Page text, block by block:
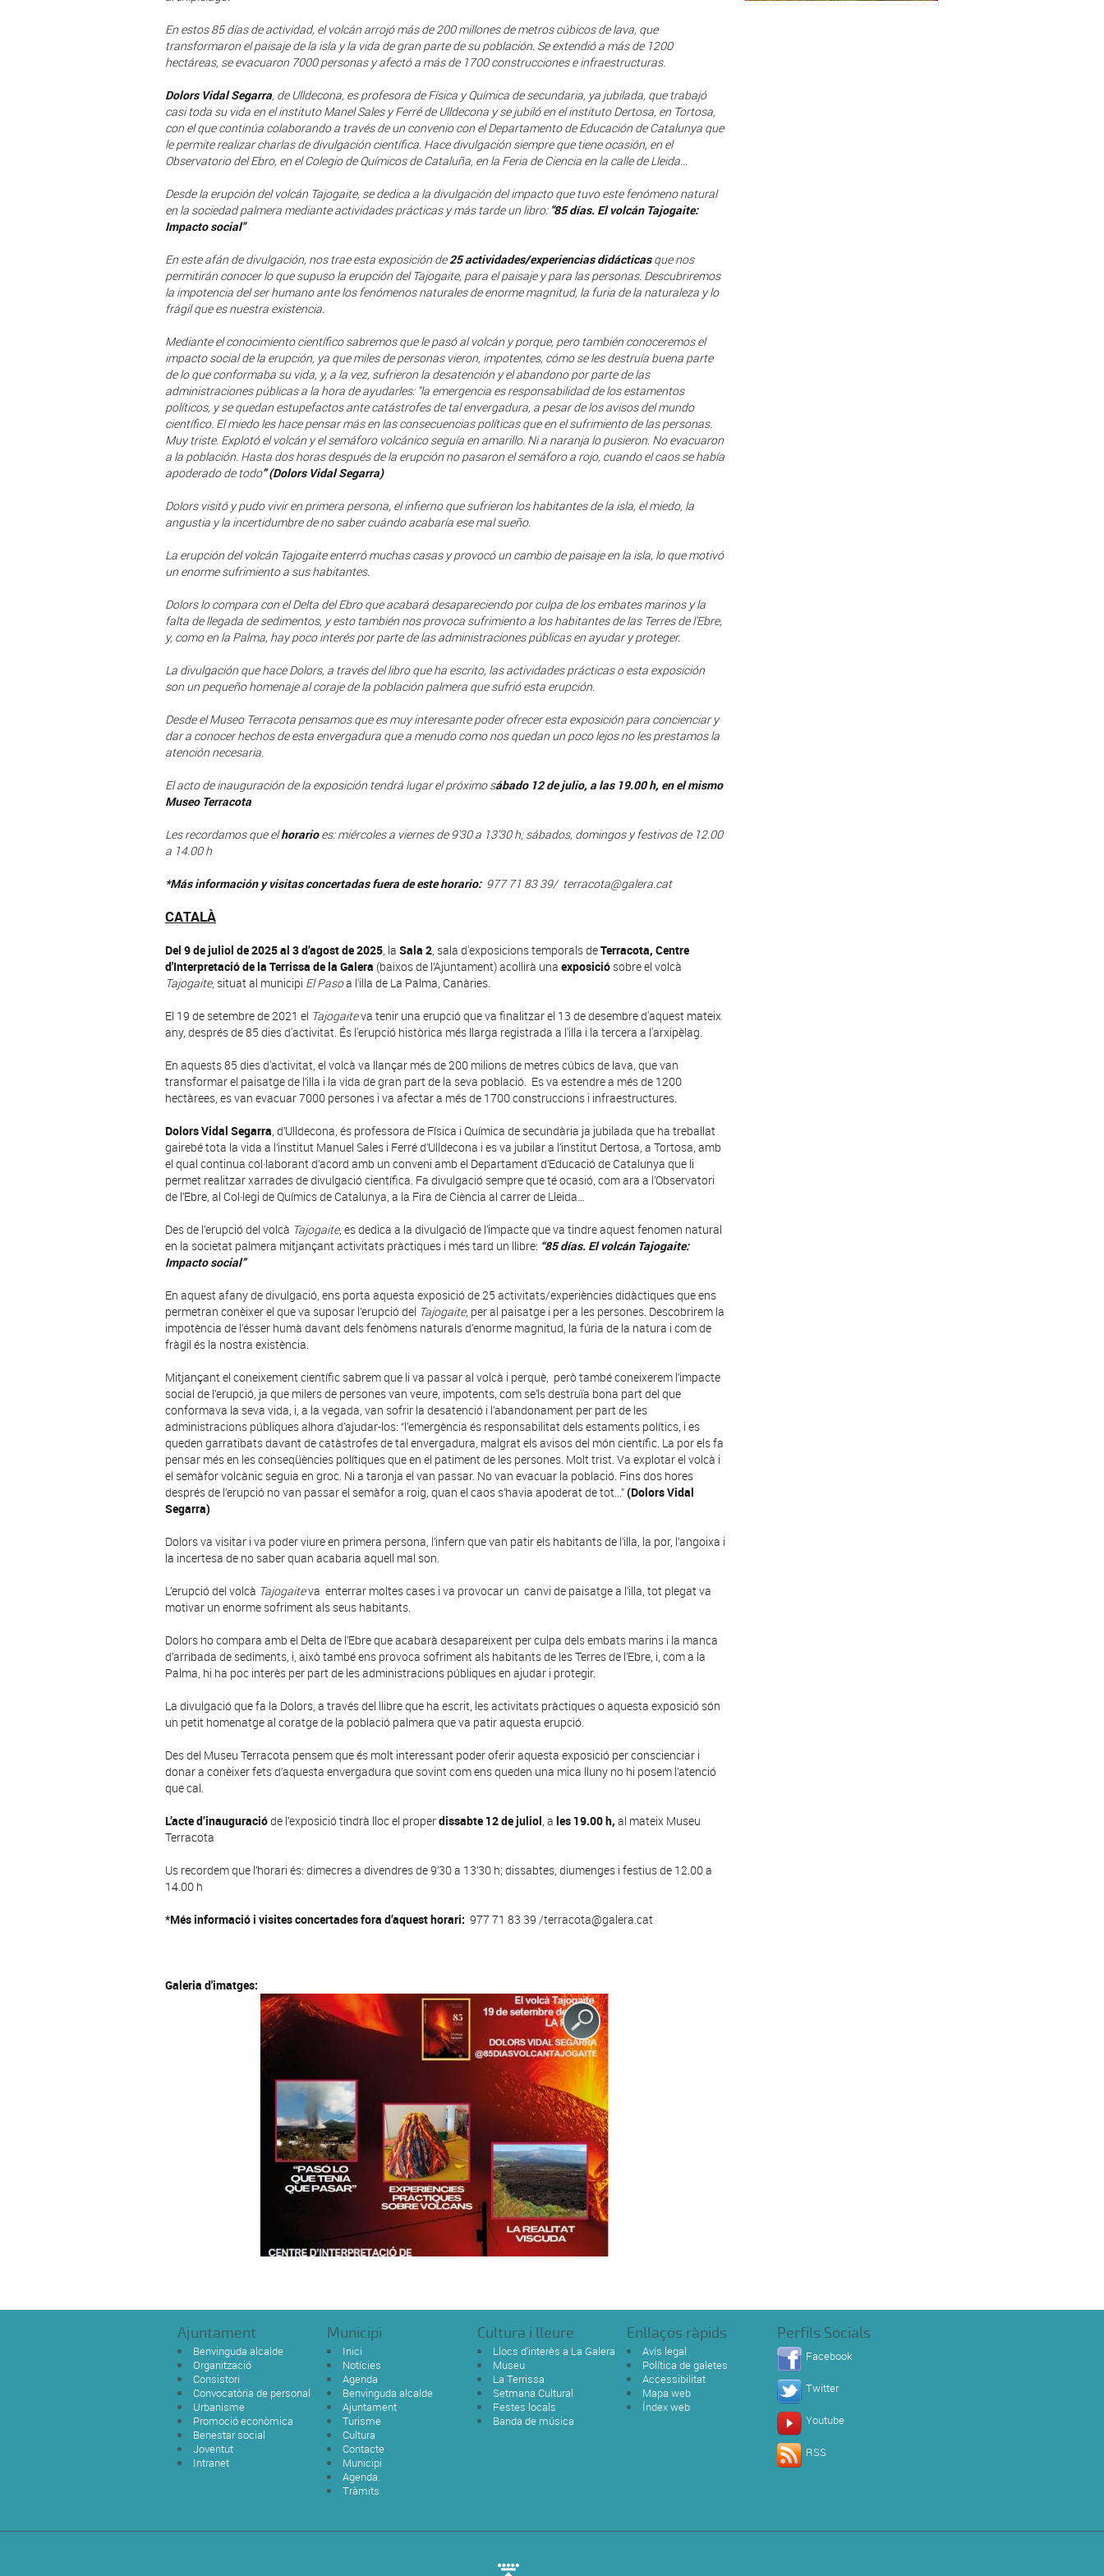
En estos 85 días de actividad, el volcán arrojó más de 200 millones de metros cúbicos de lava, que
transformaron el paisaje de la isla y la vida de gran parte de su población. Se extendió a más de 1200
hectáreas, se evacuaron 7000 personas y afectó a más de 1700 construcciones e infraestructuras.
Dolors Vidal Segarra, de Ulldecona, es profesora de Física y Química de secundaria, ya jubilada, que trabajó
casi toda su vida en el instituto Manel Sales y Ferré de Ulldecona y se jubiló en el instituto Dertosa, en Tortosa,
con el que continúa colaborando a través de un convenio con el Departamento de Educación de Catalunya que
le permite realizar charlas de divulgación científica. Hace divulgación siempre que tiene ocasión, en el
Observatorio del Ebro, en el Colegio de Químicos de Cataluña, en la Feria de Ciencia en la calle de Lleida…
Desde la erupción del volcán Tajogaite, se dedica a la divulgación del impacto que tuvo este fenómeno natural
en la sociedad palmera mediante actividades prácticas y más tarde un libro: "85 días. El volcán Tajogaite:
Impacto social"
En este afán de divulgación, nos trae esta exposición de25 actividades/experiencias didácticasque nos
permitirán conocer lo que supuso la erupción del Tajogaite, para el paisaje y para las personas. Descubriremos
la impotencia del ser humano ante los fenómenos naturales de enorme magnitud, la furia de la naturaleza y lo
frágil que es nuestra existencia.
Mediante el conocimiento científico sabremos que le pasó al volcán y porque, pero también conoceremos el
impacto social de la erupción, ya que miles de personas vieron, impotentes, cómo se les destruía buena parte
de lo que conformaba su vida, y, a la vez, sufrieron la desatención y el abandono por parte de las
administraciones públicas a la hora de ayudarles: "la emergencia es responsabilidad de los estamentos
políticos, y se quedan estupefactos ante catástrofes de tal envergadura, a pesar de los avisos del mundo
científico. El miedo les hace pensar más en las consecuencias políticas que en el sufrimiento de las personas.
Muy triste. Explotó el volcán y el semáforo volcánico seguía en amarillo. Ni a naranja lo pusieron. No evacuaron
a la población. Hasta dos horas después de la erupción no pasaron el semáforo a rojo, cuando el caos se había
apoderado de todo” (Dolors Vidal Segarra)
Dolors visitó y pudo vivir en primera persona, el infierno que sufrieron los habitantes de la isla, el miedo, la
angustia y la incertidumbre de no saber cuándo acabaría ese mal sueño.
La erupción del volcán Tajogaite enterró muchas casas y provocó un cambio de paisaje en la isla, lo que motivó
un enorme sufrimiento a sus habitantes.
Dolors lo compara con el Delta del Ebro que acabará desapareciendo por culpa de los embates marinos y la
falta de llegada de sedimentos, y esto también nos provoca sufrimiento a los habitantes de las Terres de l'Ebre,
y, como en la Palma, hay poco interés por parte de las administraciones públicas en ayudar y proteger.
La divulgación que hace Dolors, a través del libro que ha escrito, las actividades prácticas o esta exposición
son un pequeño homenaje al coraje de la población palmera que sufrió esta erupción.
Desde el Museo Terracota pensamos que es muy interesante poder ofrecer esta exposición para concienciar y
dar a conocer hechos de esta envergadura que a menudo como nos quedan un poco lejos no les prestamos la
atención necesaria.
El acto de inauguración de la exposición tendrá lugar el próximo sábado 12 de julio, a las 19.00 h, en el mismo
Museo Terracota
Les recordamos que elhorarioes: miércoles a viernes de 9'30 a 13'30 h; sábados, domingos y festivos de 12.00
a 14.00 h
*Más información y visitas concertadas fuera de este horario: 977 71 83 39/ terracota@galera.cat
CATALÀ
Del 9 de juliol de 2025 al 3 d’agost de 2025, la Sala 2, sala d'exposicions temporals deTerracota, Centre
d'Interpretació de la Terrissa de la Galera (baixos de l’Ajuntament) acollirà una exposició sobre el volcà
Tajogaite, situat al municipi El Pasoa l'illa de La Palma, Canàries.
El 19 de setembre de 2021 el Tajogaiteva tenir una erupció que va finalitzar el 13 de desembre d'aquest mateix
any, després de 85 dies d'activitat. És l'erupció històrica més llarga registrada a l'illa i la tercera a l'arxipèlag.
En aquests 85 dies d'activitat, el volcà va llançar més de 200 milions de metres cúbics de lava, que van
transformar el paisatge de l’illa i la vida de gran part de la seva població. Es va estendre a més de 1200
hectàrees, es van evacuar 7000 persones i va afectar a més de 1700 construccions i infraestructures.
Dolors Vidal Segarra, d’Ulldecona, és professora de Física i Química de secundària ja jubilada que ha treballat
gairebé tota la vida a l’institut Manuel Sales i Ferré d’Ulldecona i es va jubilar a l’institut Dertosa, a Tortosa, amb
el qual continua col·laborant d’acord amb un conveni amb el Departament d’Educació de Catalunya que li
permet realitzar xarrades de divulgació científica. Fa divulgació sempre que té ocasió, com ara a l’Observatori
de l’Ebre, al Col·legi de Químics de Catalunya, a la Fira de Ciència al carrer de Lleida…
Des de l’erupció del volcà Tajogaite, es dedica a la divulgació de l’impacte que va tindre aquest fenomen natural
en la societat palmera mitjançant activitats pràctiques i més tard un llibre: “85 días. El volcán Tajogaite:
Impacto social”
En aquest afany de divulgació, ens porta aquesta exposició de 25 activitats/experiències didàctiques que ens
permetran conèixer el que va suposar l’erupció del Tajogaite, per al paisatge i per a les persones. Descobrirem la
impotència de l’ésser humà davant dels fenòmens naturals d’enorme magnitud, la fúria de la natura i com de
fràgil és la nostra existència.
Mitjançant el coneixement científic sabrem que li va passar al volcà i perquè, però també coneixerem l’impacte
social de l’erupció, ja que milers de persones van veure, impotents, com se’ls destruïa bona part del que
conformava la seva vida, i, a la vegada, van sofrir la desatenció i l’abandonament per part de les
administracions públiques alhora d’ajudar-los: “l’emergència és responsabilitat dels estaments polítics, i es
queden garratibats davant de catàstrofes de tal envergadura, malgrat els avisos del món científic. La por els fa
pensar més en les conseqüències polítiques que en el patiment de les persones. Molt trist. Va explotar el volcà i
el semàfor volcànic seguia en groc. Ni a taronja el van passar. No van evacuar la població. Fins dos hores
després de l’erupció no van passar el semàfor a roig, quan el caos s’havia apoderat de tot…”(Dolors Vidal
Segarra)
Dolors va visitar i va poder viure en primera persona, l’infern que van patir els habitants de l’illa, la por, l’angoixa i
la incertesa de no saber quan acabaria aquell mal son.
L’erupció del volcà Tajogaiteva enterrar moltes cases i va provocar un canvi de paisatge a l’illa, tot plegat va
motivar un enorme sofriment als seus habitants.
Dolors ho compara amb el Delta de l’Ebre que acabarà desapareixent per culpa dels embats marins i la manca
d’arribada de sediments, i, això també ens provoca sofriment als habitants de les Terres de l’Ebre, i, com a la
Palma, hi ha poc interès per part de les administracions públiques en ajudar i protegir.
La divulgació que fa la Dolors, a través del llibre que ha escrit, les activitats pràctiques o aquesta exposició són
un petit homenatge al coratge de la població palmera que va patir aquesta erupció.
Des del Museu Terracota pensem que és molt interessant poder oferir aquesta exposició per conscienciar i
donar a conèixer fets d’aquesta envergadura que sovint com ens queden una mica lluny no hi posem l’atenció
que cal.
L’acte d’inauguracióde l’exposició tindrà lloc el properdissabte 12 de juliol, a les 19.00 h, al mateix Museu
Terracota
Us recordem que l’horari és: dimecres a divendres de 9’30 a 13’30 h; dissabtes, diumenges i festius de 12.00 a
14.00 h
*Més informació i visites concertades fora d’aquest horari: 977 71 83 39 /terracota@galera.cat
Galeria d'imatges:
Ajuntament
Benvinguda alcalde
Organització
Consistori
Convocatòria de personal
Urbanisme
Promoció econòmica
Benestar social
Joventut
Intranet
Municipi
Inici
Notícies
Agenda
Benvinguda alcalde
Ajuntament
Turisme
Cultura
Contacte
Municipi
Agenda.
Tràmits
Cultura i lleure
Llocs d'interès a La Galera
Museu
La Terrissa
Setmana Cultural
Festes locals
Banda de música
Enllaços ràpids
Avís legal
Política de galetes
Accessibilitat
Mapa web
Índex web
Perfils Socials
Facebook
Twitter
Youtube
RSS